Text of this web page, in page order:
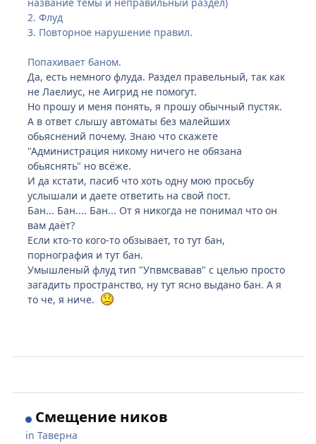
2. Флуд
3. Повторное нарушение правил.
Попахивает баном.
Да, есть немного флуда. Раздел правельный, так как
не Лаелиус, не Аигрид не помогут.
Но прошу и меня понять, я прошу обычный пустяк.
А в ответ слышу автоматы без малейших
обьяснений почему. Знаю что скажете
"Администрация никому ничего не обязана
обьяснять" но всёже.
И да кстати, пасиб что хоть одну мою просьбу
услышали и даете ответить на свой пост.
Бан... Бан.... Бан... От я никогда не понимал что он
вам даёт?
Если кто-то кого-то обзывает, то тут бан,
порнография и тут бан.
Умышленый флуд тип "Упвмсвавав" с целью просто
загадить пространство, ну тут ясно выдано бан. А я
то че, я ниче.
Смещение ников
inТаверна